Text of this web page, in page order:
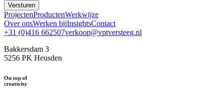
Versturen
ProjectenProductenWerkwijze
Over onsWerken bijInsightsContact
+31 (0)416 662507verkoop@vptversteeg.nl
Bakkersdam 3
5256 PK Heusden
On top of
creativity